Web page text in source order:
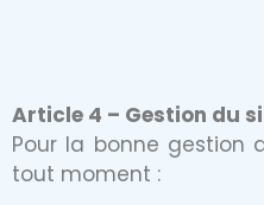
Article 4 – Gestion du
Pour la bonne gestion
tout moment :